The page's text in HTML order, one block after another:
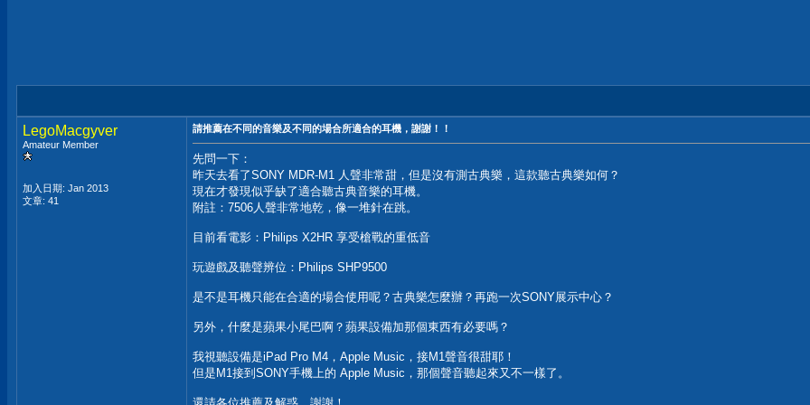
LegoMacgyver
Amateur Member
加入日期: Jan 2013
文章: 41
請推薦在不同的音樂及不同的場合所適合的耳機，謝謝！！
先問一下：
昨天去看了SONY MDR-M1 人聲非常甜，但是沒有測古典樂，這款聽古典樂如何？
現在才發現似乎缺了適合聽古典音樂的耳機。
附註：7506人聲非常地乾，像一堆針在跳。
目前看電影：Philips X2HR 享受槍戰的重低音
玩遊戲及聽聲辨位：Philips SHP9500
是不是耳機只能在合適的場合使用呢？古典樂怎麼辦？再跑一次SONY展示中心？
另外，什麼是蘋果小尾巴啊？蘋果設備加那個東西有必要嗎？
我視聽設備是iPad Pro M4，Apple Music，接M1聲音很甜耶！
但是M1接到SONY手機上的 Apple Music，那個聲音聽起來又不一樣了。